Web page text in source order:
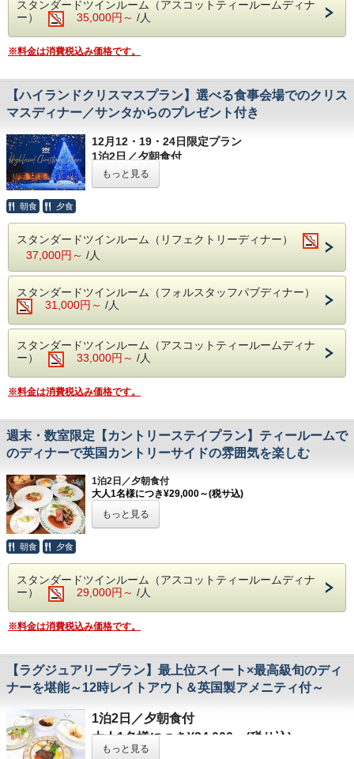
【ご確認事項】
※本プランではご夕食の際、「貴族の亡霊」をテーマとした
ドレスコードがございます。お召し物はお客様ご自身でご用
※残室僅少の場合、2名様ご予約の場合でもトリプルルーム
にてお部屋をご用意する場合がございます。あらかじめご了
【ハロウィンイベントも同時開催】
■開催期間：2026年10月17日(土)～18日(日)、10月31日(土)
～11月1日(日)
その他にも、10月1日（木）～ 11月1日（日）までは施設内
のハロウィン装飾や各レストラン期間限定メニューをお楽し
みいただけます。
※写真はイメージです
ウィン仕様コースディナーや、夜の本館マナーハウス内を巡
る「ハロウィンナイトツアー」など、ブリティッシュヒルズ
【プラン特典】
ナー」
②宿泊者限定ハロウィンナイトツアーへご招待
【お食事】
ご夕食：ハロウィン仕様ティールームディナー（会場：アス
コットティールーム）
ご朝食：ブッフェブレックファスト（大食堂：リフェクトリ
ー）
スタンダードルーム
追加料金￥6,000/室でデラックスルーム、￥12,000/室でラ
グジュアリースイートルームへアップグレードも承ります。
ご希望の際はご予約時にお問い合わせください。
※1室3名様宿泊の場合、エキストラベッドを設置してご用
※残室僅少の場合、2名様ご予約の場合でもトリプルルーム
にてお部屋をご用意する場合がございます。あらかじめご了
承ください。
【ハロウィンイベントも同時開催】
ハロウィンパレードやワークショップなど、海外の本格的な
■開催期間：2026年10月17日(土)～18日(日)、10月31日(土)
～11月1日(日)
のハロウィン装飾や各レストラン期間限定メニューをお楽し
みいただけます。
※複数部屋でのご宿泊で、1室1名様でご宿泊される場合、
追加のシングルユース料金を頂戴いたします。
※写真はイメージです。
スタンダードツインルーム（アスコットティールームディナ
ー）
35,000円～ /人
※料金は消費税込み価格です。
【ハイランドクリスマスプラン】選べる食事会場でのクリス
マスディナー／サンタからのプレゼント付き
12月12・19・24日限定プラン
1泊2日／夕朝食付
¥33,000～(大人2名様ご利用時、1室1名様あたり、
税サ込）
しました。異国情緒あふれる街並みと静寂に包まれた雪景色
のなか、ブリティッシュヒルズでいつもより少し贅沢なクリ
スマスをお楽しみください。
【宿泊者特典】
①クリスマス仕様の特別コースディナー（選べる食事会場）
②ご夕食時のショートリサイタル
③サンタクロースからのプレゼント
【お食事】
ご夕食：クリスマスコースディナー（以下3つの選べる食事
会場）
①リフェクトリー 英国の大食堂
②フォルスタッフパブ 英国居酒屋パブレストラン
ー）
※①～③よりご希望のご夕食会場にてご予約ください。①リ
フェクトリーでのご夕食の場合のみ、セミフォーマルのドレ
【お部屋】
スタンダードツインルーム
追加料金￥6,000/室でデラックスルーム、
￥12,000/室でラグジュアリースイートルームへア
お問い合わせください。
※1室3名様宿泊の場合、エキストラベッドを設置し
てご用意いたします。
ルルームにてお部屋をご用意する場合がございま
【 クリスマスイベントも同時開催】
クリスマスマーケットの開催やクリスマスアフタヌーンティ
ーなど、季節限定メニューの提供もございます。
（金）
■クリスマスイベント：2026年12月12日（土）・13日
（日）・19日（土）・20日（日）・24日（木）・25日
（金）
もっと見る
朝食 夕食
スタンダードツインルーム（リフェクトリーディナー）
37,000円～ /人
スタンダードツインルーム（フォルスタッフパブディナー）
31,000円～ /人
スタンダードツインルーム（アスコットティールームディナ
ー）
33,000円～ /人
※料金は消費税込み価格です。
週末・数室限定【カントリーステイプラン】ティールームで
のディナーで英国カントリーサイドの雰囲気を楽しむ
1泊2日／夕朝食付
大人1名様につき¥29,000～(税サ込)
※こちらのプランは2名様以上でのご利用限定でご予約を承
っております。
英国のカントリーな雰囲気をご堪能いただけ
るプランです。
心温まる英国風コース料理を、木のぬくもり
が心地良い「アスコットティールーム」にて
お召し上がりいただけます。和やかなどこか
懐かしい空間でのお食事をお楽しみくださ
い。
【お食事】
ご夕食：英国風コース料理（会場：アスコッ
もっと見る
朝食 夕食
スタンダードツインルーム（アスコットティールームディナ
ー）
29,000円～ /人
※料金は消費税込み価格です。
【ラグジュアリープラン】最上位スイート×最高級旬のディ
ナーを堪能～12時レイトアウト＆英国製アメニティ付～
1泊2日／夕朝食付
大人1名様につき¥34,000～(税サ込)
もっと見る